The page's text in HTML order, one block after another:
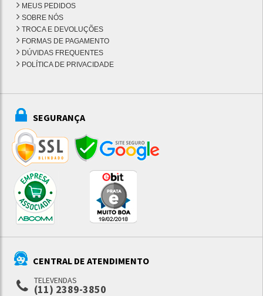
MEUS PEDIDOS
SOBRE NÓS
TROCA E DEVOLUÇÕES
FORMAS DE PAGAMENTO
DÚVIDAS FREQUENTES
POLÍTICA DE PRIVACIDADE
SEGURANÇA
CENTRAL DE ATENDIMENTO
TELEVENDAS
(11) 2389-3850